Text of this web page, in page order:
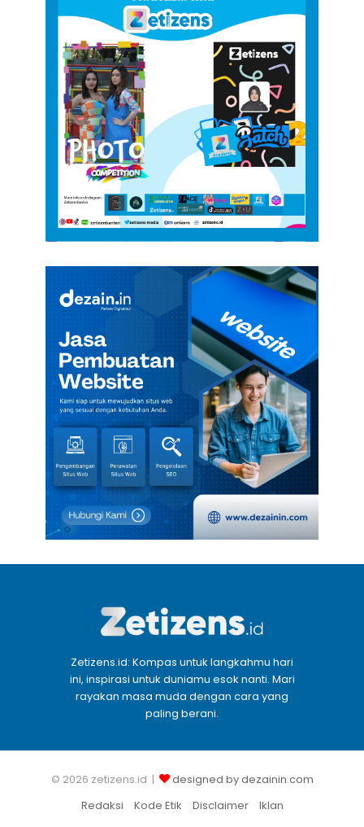
Zetizens.id: Kompas untuk langkahmu hari
ini, inspirasi untuk duniamu esok nanti. Mari
rayakan masa muda dengan cara yang
paling berani.
© 2026 zetizens.id |
designed by dezainin.com
Redaksi
Kode Etik Disclaimer Iklan